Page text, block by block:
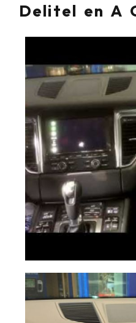
Delitel en A
Carplay Wireless
Porsche